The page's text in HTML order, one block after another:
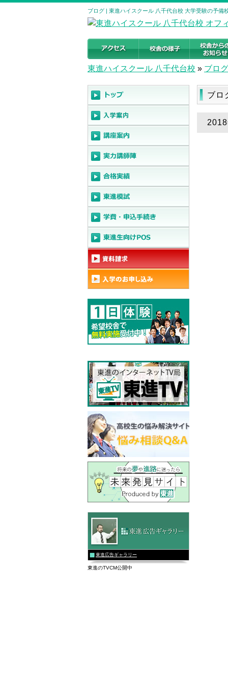
ブログ | 東進ハイスクール 八千代台校 大学受験の予備
東進ハイスクール 八千代台校 » ブログ
ブ
東進広告ギャラリー
東進のTVCM公開中